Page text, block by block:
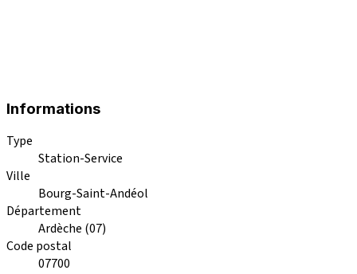
Informations
Type
Station-Service
Ville
Bourg-Saint-Andéol
Département
Ardèche (07)
Code postal
07700